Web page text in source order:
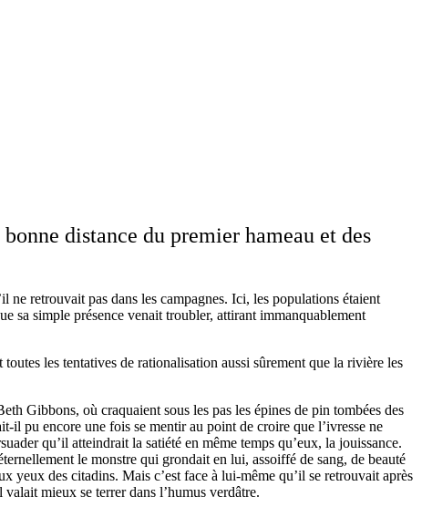
distance du premier hameau et des
retrouvait pas dans les campagnes. Ici, les populations étaient
sa simple présence venait troubler, attirant immanquablement
les tentatives de rationalisation aussi sûrement que la rivière les
Gibbons, où craquaient sous les pas les épines de pin tombées des
il pu encore une fois se mentir au point de croire que l’ivresse ne
qu’il atteindrait la satiété en même temps qu’eux, la jouissance.
le monstre qui grondait en lui, assoiffé de sang, de beauté
yeux des citadins. Mais c’est face à lui-même qu’il se retrouvait après
mieux se terrer dans l’humus verdâtre.